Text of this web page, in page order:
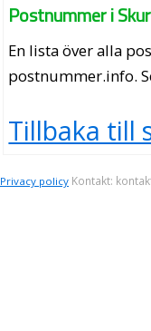
Postnummer i
En lista över alla
postnummer.info.
Tillbaka till
Privacy policy Kontakt: